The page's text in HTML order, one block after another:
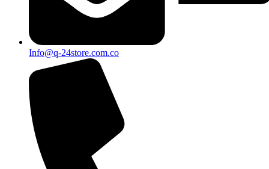
Info@q-24store.com.co